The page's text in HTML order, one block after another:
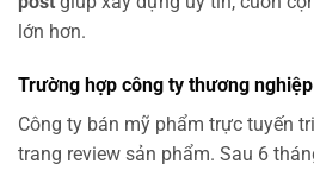
lớn hơn.
Trường hợp công ty thương
Công ty bán mỹ phẩm trực tuyến
trang review sản phẩm. Sau 6